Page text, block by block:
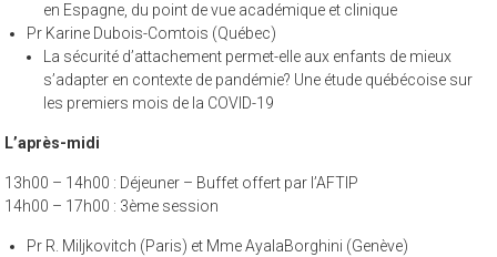
en Espagne, du point de vue académique et clinique
Pr Karine Dubois-Comtois (Québec)
La sécurité d’attachement permet-elle aux enfants de mieux
s’adapter en contexte de pandémie? Une étude québécoise sur
les premiers mois de la COVID-19
L’après-midi
13h00 – 14h00 : Déjeuner – Buffet offert par l’AFTIP
14h00 – 17h00 : 3ème session
Pr R. Miljkovitch (Paris) et Mme AyalaBorghini (Genève)